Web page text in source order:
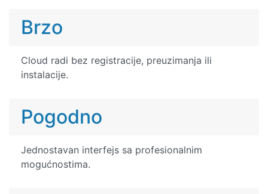
Brzo
Cloud radi bez registracije, preuzimanja ili
instalacije.
Pogodno
Jednostavan interfejs sa profesionalnim
mogućnostima.